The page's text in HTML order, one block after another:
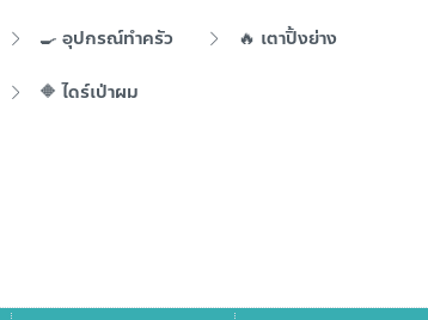
🍳 อุปกรณ์ทำครัว
🔥 เตาปิ้งย่าง
🔶 ไดร์เป่าผม